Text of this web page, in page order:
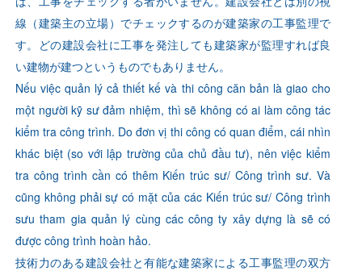
線（建築主の立場）でチェックするのが建築家の工事監理で
す。どの建設会社に工事を発注しても建築家が監理すれば良
い建物が建つというものでもありません。
Nếu việc quản lý cả thiết kế và thi công căn bản là giao cho
một người kỹ sư đảm nhiệm, thì sẽ không có ai làm công tác
kiểm tra công trình. Do đơn vị thi công có quan điểm, cái nhìn
khác biệt (so với lập trường của chủ đầu tư), nên việc kiểm
tra công trình cần có thêm Kiến trúc sư/ Công trình sư. Và
cũng không phải sự có mặt của các Kiến trúc sư/ Công trình
sưu tham gia quản lý cùng các công ty xây dựng là sẽ có
được công trình hoàn hảo.
技術力のある建設会社と有能な建築家による工事監理の双方